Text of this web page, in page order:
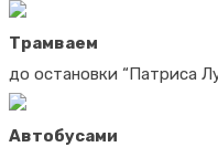
Трамваем
до остановки “Патриса
Автобусами